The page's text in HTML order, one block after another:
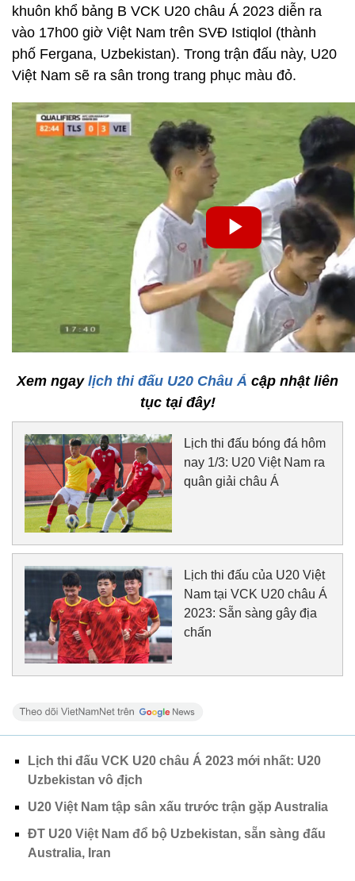
khuôn khổ bảng B VCK U20 châu Á 2023 diễn ra
vào 17h00 giờ Việt Nam trên SVĐ Istiqlol (thành
phố Fergana, Uzbekistan). Trong trận đấu này, U20
Việt Nam sẽ ra sân trong trang phục màu đỏ.
Xem ngay lịch thi đấu U20 Châu Á cập nhật liên
tục tại đây!
Lịch thi đấu bóng đá hôm
nay 1/3: U20 Việt Nam ra
quân giải châu Á
Lịch thi đấu của U20 Việt
Nam tại VCK U20 châu Á
2023: Sẵn sàng gây địa
chấn
Lịch thi đấu VCK U20 châu Á 2023 mới nhất: U20
Uzbekistan vô địch
U20 Việt Nam tập sân xấu trước trận gặp Australia
ĐT U20 Việt Nam đổ bộ Uzbekistan, sẵn sàng đấu
Australia, Iran